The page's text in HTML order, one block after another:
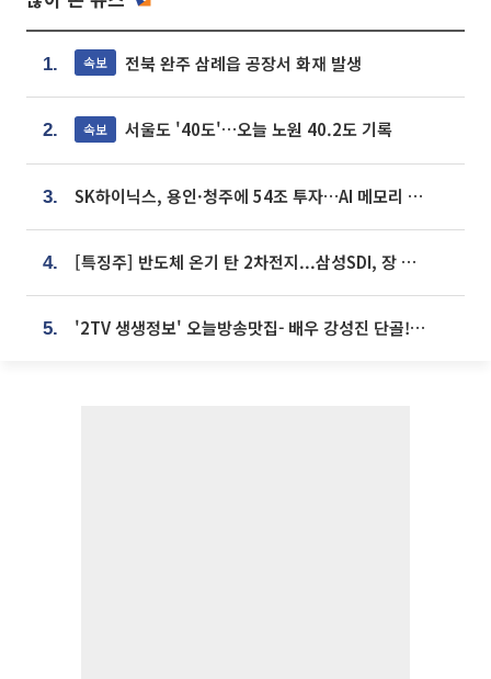
1. 속보 전북 완주 삼례읍 공장서 화재 발생
2. 속보 서울도 '40도'…오늘 노원 40.2도 기록
3. SK하이닉스, 용인·청주에 54조 투자…AI 메모리 생산기지 키운다
4. [특징주] 반도체 온기 탄 2차전지...삼성SDI, 장 초반 7% 넘게 껑충
5. '2TV 생생정보' 오늘방송맛집- 배우 강성진 단골! 쌀국수ㆍ푸팟퐁 커리 맛집 '블○○○'